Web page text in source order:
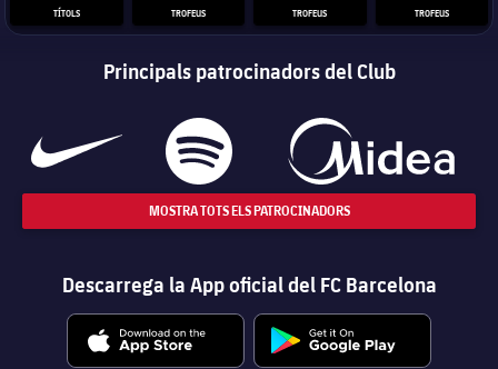
TÍTOLS TROFEUS TROFEUS TROFEUS
Principals patrocinadors del Club
MOSTRA TOTS ELS PATROCINADORS
Descarrega la App oficial del FC Barcelona